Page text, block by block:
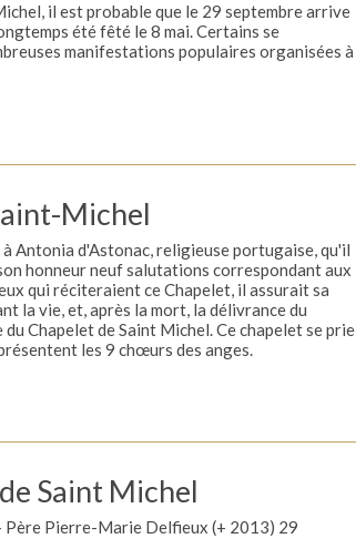
il est probable que le 29 septembre arrive
été fêté le 8 mai. Certains se
manifestations populaires organisées à
Michel
Antonia d'Astonac, religieuse portugaise, qu'il
honneur neuf salutations correspondant aux
qui réciteraient ce Chapelet, il assurait sa
la vie, et, après la mort, la délivrance du
Chapelet de Saint Michel. Ce chapelet se prie
les 9 chœurs des anges.
Saint Michel
Père Pierre-Marie Delfieux (+ 2013) 29